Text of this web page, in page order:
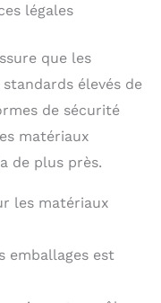
légales
que les
élevés de
de sécurité
matériaux
de plus près.
les matériaux
emballages est